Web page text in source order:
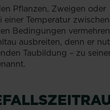
Pflanzen, Zweigen oder
Temperatur
Bedingungen
ausbreiten, denn er
Taubildung – zu